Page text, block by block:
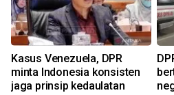
Kasus Venezuela, DPR
minta Indonesia konsisten
jaga prinsip kedaulatan